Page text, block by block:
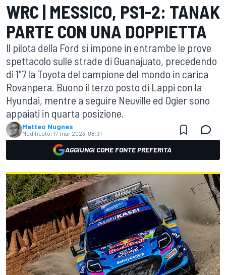
WRC | MESSICO, PS1-2: TANAK
PARTE CON UNA DOPPIETTA
Il pilota della Ford si impone in entrambe le prove
spettacolo sulle strade di Guanajuato, precedendo
di 1"7 la Toyota del campione del mondo in carica
Rovanpera. Buono il terzo posto di Lappi con la
Hyundai, mentre a seguire Neuville ed Ogier sono
appaiati in quarta posizione.
Matteo Nugnes
Modificato: 17 mar 2023, 08:31
AGGIUNGI COME FONTE PREFERITA